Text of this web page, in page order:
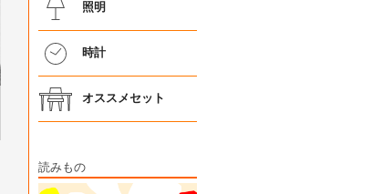
照明
時計
オススメセット
読みもの